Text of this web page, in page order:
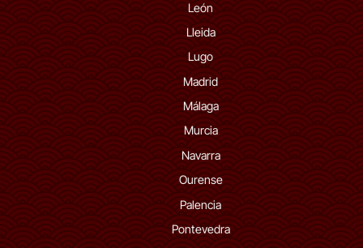
León
Lleida
Lugo
Madrid
Málaga
Murcia
Navarra
Ourense
Palencia
Pontevedra